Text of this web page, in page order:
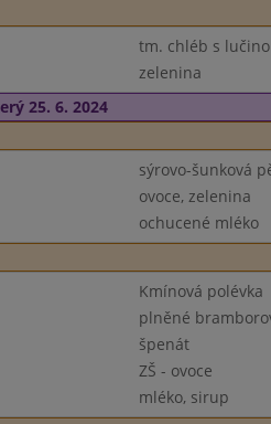
tm. chléb s
zelenina
25. 6. 2024
sýrovo-šunková
ovoce, zelenina
ochucené mléko
Kmínová polévka
plněné
špenát
ZŠ - ovoce
mléko, sirup